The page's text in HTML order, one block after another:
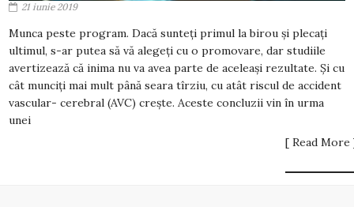
21 iunie 2019
Munca peste program. Dacă sunteți primul la birou și plecați
ultimul, s-ar putea să vă alegeți cu o promovare, dar studiile
avertizează că inima nu va avea parte de aceleași rezultate. Și cu
cât munciți mai mult până seara tîrziu, cu atât riscul de accident
vascular- cerebral (AVC) crește. Aceste concluzii vin în urma
unei
[ Read More